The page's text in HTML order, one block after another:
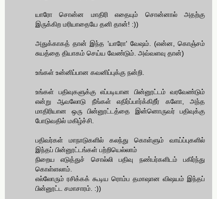
யாரோ சொன்ன மாதிரி எதையும் சொன்னால் அதற்கு
இருக்கிற மரியாதையே தனி தான்! :))
அதுக்காகத் தான் இந்த 'யாரோ' வேஷம். (என்ன, கொஞ்சம்
சுயத்தை தியாகம் செய்ய வேண்டும். அவ்வளவு தான்)
உங்கள் உன்னிப்பான கவனிப்புக்கு நன்றி.
உங்கள் பதிவுகளுக்கு எப்படியான பின்னூட்டம் வரவேண்டும்
என்று ஆவலோடு நீங்கள் எதிர்ப்பார்க்கிறீர் களோ, அந்த
மாதிரியான ஒரு பின்னூட்டத்தை இன்னொருவர் பதிவுக்கு
போடுவதில் மகிழ்ச்சி.
பதிவர்கள் மாநாடுகளில் கலந்து கொள்ளும் வாய்ப்புகளில்
இந்தப் பின்னூட்டங்கள் பற்றியெல்லாம்
நிறைய எடுத்துச் சொல்லி பதிவு நண்பர்களிடம் பகிர்ந்து
கொள்ளலாம்.
எல்லோரும் ரசிக்கக் கூடிய ரொம்ப தமாஷான விஷயம் இந்தப்
பின்னூட்ட சமாசாரம். :))